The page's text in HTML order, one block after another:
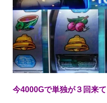
今4000Gで単独が３回来